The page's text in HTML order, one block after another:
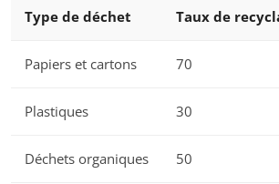
Type de déchet Taux de
Papiers et cartons 70
Plastiques 30
Déchets organiques 50